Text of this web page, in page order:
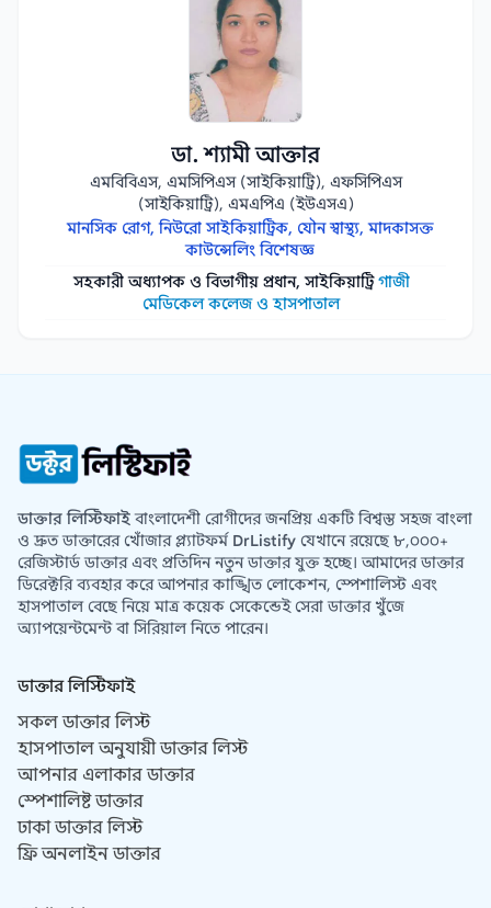
ডা. শ্যামী আক্তার
এমবিবিএস, এমসিপিএস (সাইকিয়াট্রি), এফসিপিএস
(সাইকিয়াট্রি), এমএপিএ (ইউএসএ)
মানসিক রোগ, নিউরো সাইকিয়াট্রিক, যৌন স্বাস্থ্য, মাদকাসক্ত
কাউন্সেলিং বিশেষজ্ঞ
সহকারী অধ্যাপক ও বিভাগীয় প্রধান, সাইকিয়াট্রিগাজী
মেডিকেল কলেজ ও হাসপাতাল
ডাক্তার লিস্টিফাইবাংলাদেশী রোগীদের জনপ্রিয় একটি বিশ্বস্ত সহজ বাংলা
ও দ্রুত ডাক্তারের খোঁজার প্ল্যাটফর্ম DrListify যেখানে রয়েছে ৮,০০০+
রেজিস্টার্ড ডাক্তার এবং প্রতিদিন নতুন ডাক্তার যুক্ত হচ্ছে। আমাদের ডাক্তার
ডিরেক্টরি ব্যবহার করে আপনার কাঙ্খিত লোকেশন, স্পেশালিস্ট এবং
হাসপাতাল বেছে নিয়ে মাত্র কয়েক সেকেন্ডেই সেরা ডাক্তার খুঁজে
অ্যাপয়েন্টমেন্ট বা সিরিয়াল নিতে পারেন।
ডাক্তার লিস্টিফাই
সকল ডাক্তার লিস্ট
হাসপাতাল অনুযায়ী ডাক্তার লিস্ট
আপনার এলাকার ডাক্তার
স্পেশালিষ্ট ডাক্তার
ঢাকা ডাক্তার লিস্ট
ফ্রি অনলাইন ডাক্তার